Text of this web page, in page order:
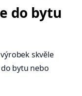
do bytu
skvěle
bytu nebo